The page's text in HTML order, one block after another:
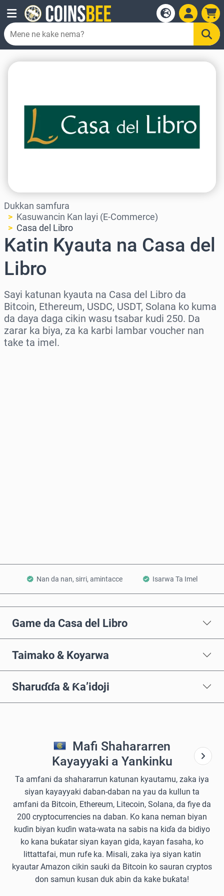
Dukkan samfura
Kasuwancin Kan layi (E-Commerce)
Casa del Libro
Katin Kyauta na Casa del
Libro
Sayi katunan kyauta na Casa del Libro da
Bitcoin, Ethereum, USDC, USDT, Solana ko kuma
da daya daga cikin wasu tsabar kudi 250. Da
zarar ka biya, za ka karbi lambar voucher nan
take ta imel.
Nan da nan, sirri, amintacce Isarwa Ta Imel
Game da Casa del Libro
Taimako & Koyarwa
Sharuɗɗa & Ƙa’idoji
Mafi Shahararren
Kayayyaki a Yankinku
Ta amfani da shahararrun katunan kyautamu, zaka iya
siyan kayayyaki daban-daban na yau da kullun ta
amfani da Bitcoin, Ethereum, Litecoin, Solana, da fiye da
200 cryptocurrencies na daban. Ko kana neman biyan
kuɗin biyan kuɗin wata-wata na sabis na kiɗa da bidiyo
ko kana buƙatar siyan kayan gida, kayan fasaha, ko
littattafai, mun rufe ka. Misali, zaka iya siyan katin
kyautar Amazon cikin sauƙi da Bitcoin ko sauran cryptos
don samun kusan duk abin da kake buƙata!